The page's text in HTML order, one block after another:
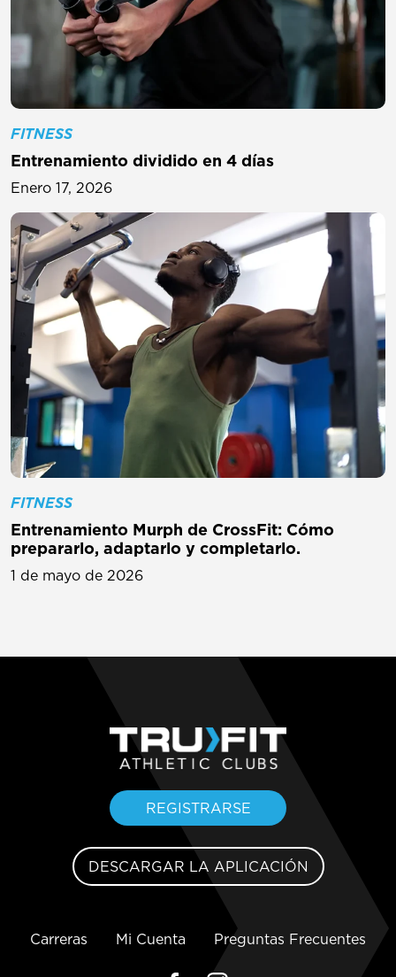
FITNESS
Entrenamiento dividido en 4 días
Enero 17, 2026
FITNESS
Entrenamiento Murph de CrossFit: Cómo
prepararlo, adaptarlo y completarlo.
1 de mayo de 2026
REGISTRARSE
DESCARGAR LA APLICACIÓN
Carreras Mi Cuenta Preguntas Frecuentes